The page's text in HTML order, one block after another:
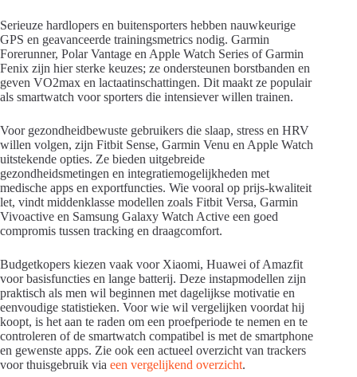
Serieuze hardlopers en buitensporters hebben nauwkeurige
GPS en geavanceerde trainingsmetrics nodig. Garmin
Forerunner, Polar Vantage en Apple Watch Series of Garmin
Fenix zijn hier sterke keuzes; ze ondersteunen borstbanden en
geven VO2max en lactaatinschattingen. Dit maakt ze populair
als smartwatch voor sporters die intensiever willen trainen.
Voor gezondheidbewuste gebruikers die slaap, stress en HRV
willen volgen, zijn Fitbit Sense, Garmin Venu en Apple Watch
uitstekende opties. Ze bieden uitgebreide
gezondheidsmetingen en integratiemogelijkheden met
medische apps en exportfuncties. Wie vooral op prijs-kwaliteit
let, vindt middenklasse modellen zoals Fitbit Versa, Garmin
Vivoactive en Samsung Galaxy Watch Active een goed
compromis tussen tracking en draagcomfort.
Budgetkopers kiezen vaak voor Xiaomi, Huawei of Amazfit
voor basisfuncties en lange batterij. Deze instapmodellen zijn
praktisch als men wil beginnen met dagelijkse motivatie en
eenvoudige statistieken. Voor wie wil vergelijken voordat hij
koopt, is het aan te raden om een proefperiode te nemen en te
controleren of de smartwatch compatibel is met de smartphone
en gewenste apps. Zie ook een actueel overzicht van trackers
voor thuisgebruik via een vergelijkend overzicht.